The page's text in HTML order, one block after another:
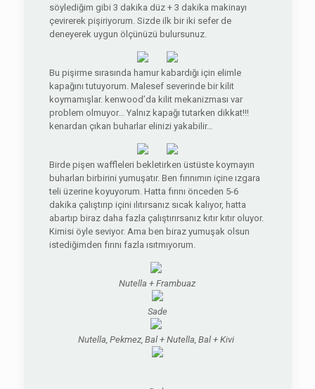
söylediğim gibi 3 dakika düz + 3 dakika makinayı
çevirerek pişiriyorum. Sizde ilk bir iki sefer de
deneyerek uygun ölçünüzü bulursunuz.
Bu pişirme sırasında hamur kabardığı için elimle
kapağını tutuyorum. Malesef severinde bir kilit
koymamışlar. kenwood’da kilit mekanizması var
problem olmuyor… Yalnız kapağı tutarken dikkat!!!
kenardan çıkan buharlar elinizi yakabilir…
Birde pişen waffleleri bekletirken üstüste koymayın
buharları birbirini yumuşatır. Ben fırınımın içine ızgara
teli üzerine koyuyorum. Hatta fırını önceden 5-6
dakika çalıştırıp içini ılıtırsanız sıcak kalıyor, hatta
abartıp biraz daha fazla çalıştırırsanız kıtır kıtır oluyor.
Kimisi öyle seviyor. Ama ben biraz yumuşak olsun
istediğimden fırını fazla ısıtmıyorum.
Nutella + Frambuaz
Sade
Nutella, Pekmez, Bal + Nutella, Bal + Kivi